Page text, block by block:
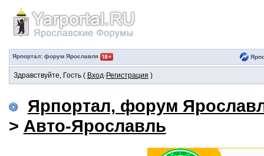
Ярпортал: форум Ярославля
Здравствуйте, Гость ( Вход· Регистрация )
Ярпортал, форум
> Авто-Ярославль